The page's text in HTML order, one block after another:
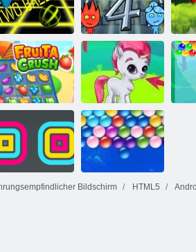
Pixel -Krieger
Fisch im
Leerlauf
Zwei Ball 3d
Feuer und
Wasser 4:
Kristalltempel
Fruita Crush
Bubble Gemes -
3 Gewinnt
Bildschirm HTML5